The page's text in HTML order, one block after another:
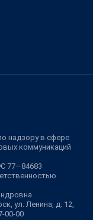
надзору в сфере
коммуникаций
77—84683
ул. Ленина, д. 12,
00-00